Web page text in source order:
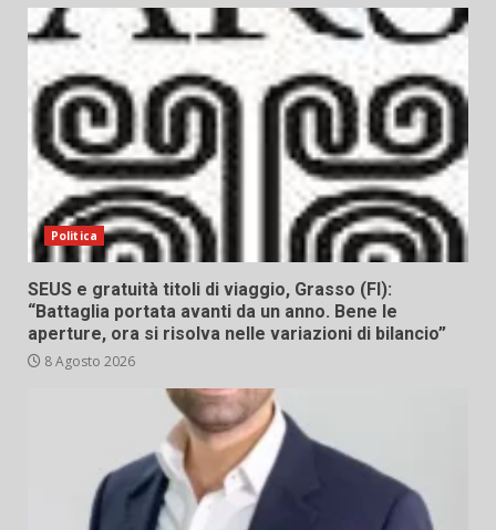
Politica
SEUS e gratuità titoli di viaggio, Grasso (FI):
“Battaglia portata avanti da un anno. Bene le
aperture, ora si risolva nelle variazioni di bilancio”
8 Agosto 2026